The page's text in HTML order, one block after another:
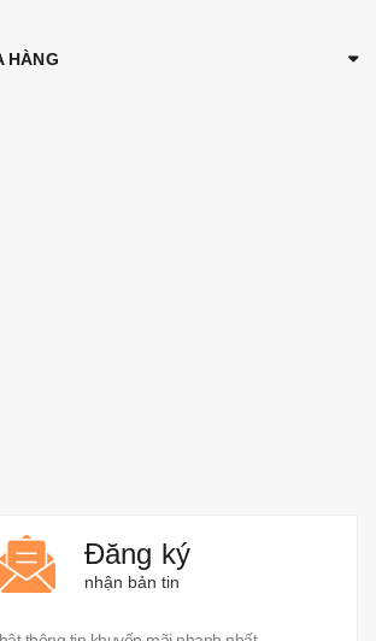
HÀNG
Đăng ký
nhận bản tin